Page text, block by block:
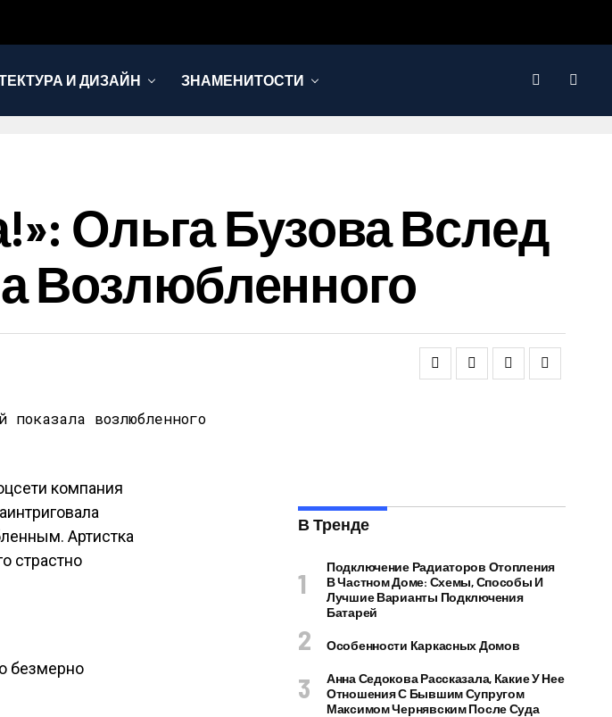
И ДИЗАЙН ЗНАМЕНИТОСТИ
Ольга Бузова Вслед
Возлюбленного
компания
Артистка
страстно
безмерно
В Тренде
Подключение Радиаторов Отопления
В Частном Доме: Схемы, Способы И
Лучшие Варианты Подключения
Батарей
Особенности Каркасных Домов
Анна Седокова Рассказала, Какие У Нее
Отношения С Бывшим Супругом
Максимом Чернявским После Суда